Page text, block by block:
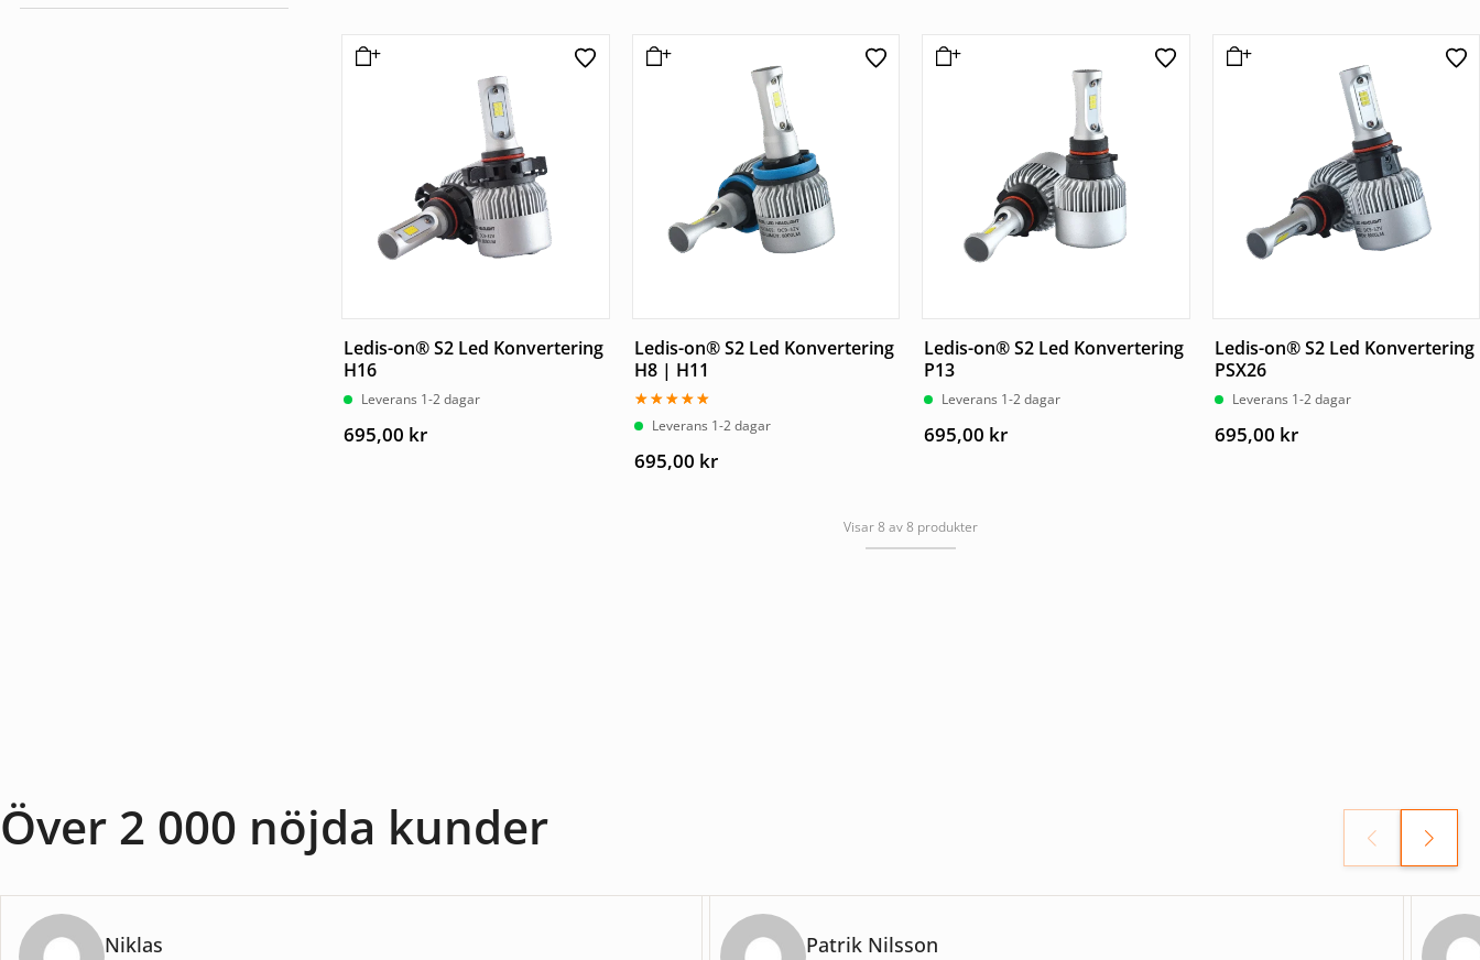
Ledis-on® S2 Led Konvertering
H16
Leverans 1-2 dagar
695,00 kr
Ledis-on® S2 Led Konvertering
H8 | H11
Betygsatt
5.00Leverans 1-2 dagar
695,00 kr
Ledis-on® S2 Led Konvertering
P13
Leverans 1-2 dagar
695,00 kr
Ledis-on® S2 Led Konvertering
PSX26
Leverans 1-2 dagar
695,00 kr
Visar 8 av 8 produkter
Över 2 000 nöjda kunder
Niklas Patrik Nilsson